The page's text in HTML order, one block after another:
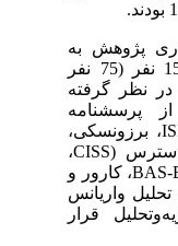
پژوهش به
روش تصادفی و تعداد نمونه 150 نفر (75 نفر
در نظر گرفته
پرسشنامه
، برزونسکی،
CISS،
، کارور و
تحلیل واریانس
قرار